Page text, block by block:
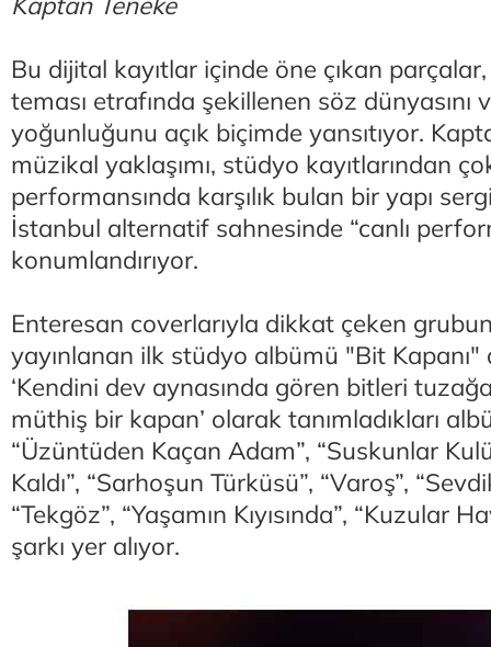
Bu dijital kayıtlar içinde öne çıkan
teması etrafında şekillenen söz dünyasını
yoğunluğunu açık biçimde yansıtıyor.
müzikal yaklaşımı, stüdyo kayıtlarından
performansında karşılık bulan bir yapı
İstanbul alternatif sahnesinde “canlı
konumlandırıyor.
Enteresan coverlarıyla dikkat çeken
yayınlanan ilk stüdyo albümü "Bit Kapanı"
‘Kendini dev aynasında gören bitleri
müthiş bir kapan’ olarak tanımladıkları
“Üzüntüden Kaçan Adam”, “Suskunlar
Kaldı”, “Sarhoşun Türküsü”, “Varoş”,
“Tekgöz”, “Yaşamın Kıyısında”, “Kuzular
şarkı yer alıyor.